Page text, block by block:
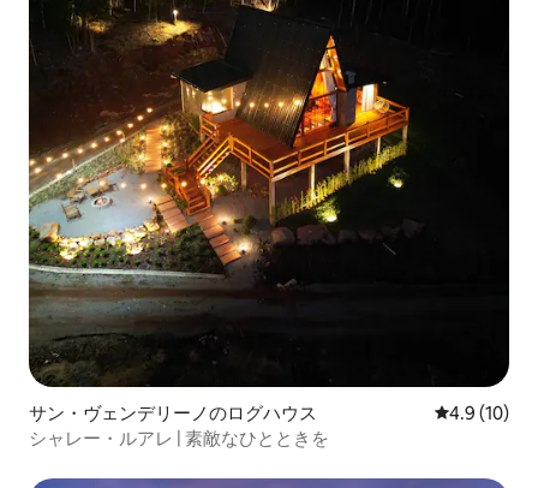
サン・ヴェンデリーノのログハウス レビュー10
4.9 (10)
シャレー・ルアレ | 素敵なひとときを